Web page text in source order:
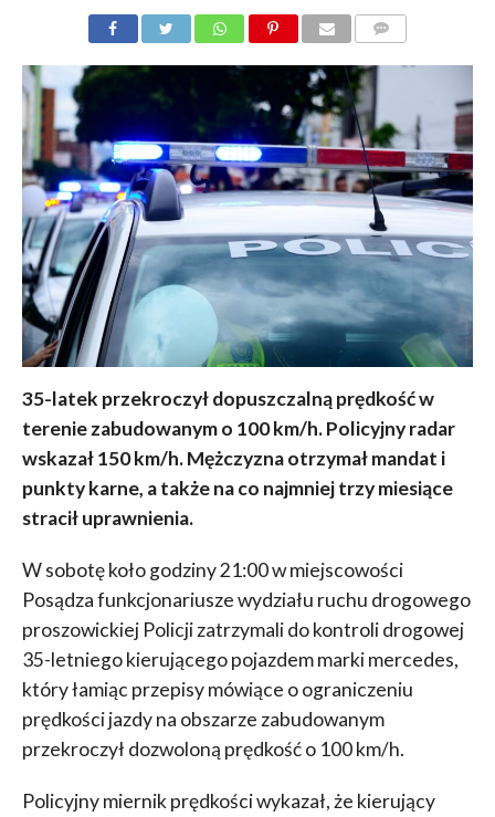
35-latek przekroczył dopuszczalną prędkość w
terenie zabudowanym o 100 km/h. Policyjny radar
wskazał 150 km/h. Mężczyzna otrzymał mandat i
punkty karne, a także na co najmniej trzy miesiące
stracił uprawnienia.
W sobotę koło godziny 21:00 w miejscowości
Posądza funkcjonariusze wydziału ruchu drogowego
proszowickiej Policji zatrzymali do kontroli drogowej
35-letniego kierującego pojazdem marki mercedes,
który łamiąc przepisy mówiące o ograniczeniu
prędkości jazdy na obszarze zabudowanym
przekroczył dozwoloną prędkość o 100 km/h.
Policyjny miernik prędkości wykazał, że kierujący